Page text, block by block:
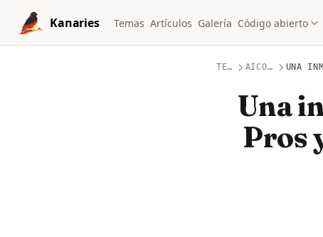
Skip to content
Kanaries
Temas Artículos Galería Código abierto
TEMAS AICODING UNA
Una
Pros